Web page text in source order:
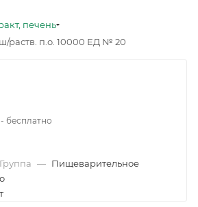
печень
раств. п.о. 10000 ЕД № 20
бесплатно
— Пищеварительное